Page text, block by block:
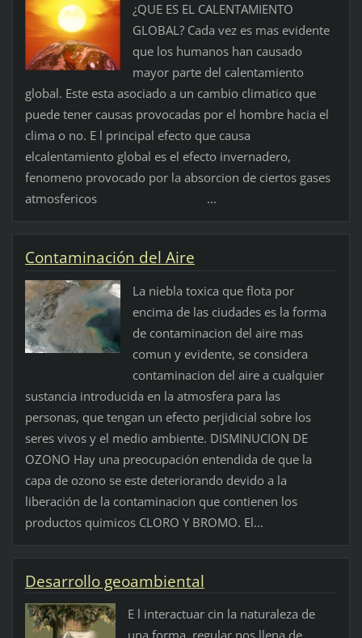
¿QUE ES EL CALENTAMIENTO
GLOBAL? Cada vez es mas evidente
que los humanos han causado
mayor parte del calentamiento
global. Este esta asociado a un cambio climatico que
puede tener causas provocadas por el hombre hacia el
clima o no. E l principal efecto que causa
elcalentamiento global es el efecto invernadero,
fenomeno provocado por la absorcion de ciertos gases
atmosfericos ...
Contaminación del Aire
La niebla toxica que flota por
encima de las ciudades es la forma
de contaminacion del aire mas
comun y evidente, se considera
contaminacion del aire a cualquier
sustancia introducida en la atmosfera para las
personas, que tengan un efecto perjidicial sobre los
seres vivos y el medio ambiente. DISMINUCION DE
OZONO Hay una preocupación entendida de que la
capa de ozono se este deteriorando devido a la
liberación de la contaminacion que contienen los
productos quimicos CLORO Y BROMO. El...
Desarrollo geoambiental
E l interactuar cin la naturaleza de
una forma regular nos llena de